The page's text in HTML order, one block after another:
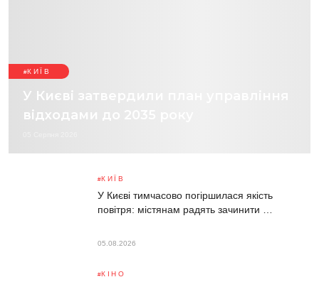
КИЇВ
У Києві затвердили план управління
відходами до 2035 року
КИЇВ
У Києві тимчасово погіршилася якість
повітря: містянам радять зачинити …
05.08.2026
КІНО